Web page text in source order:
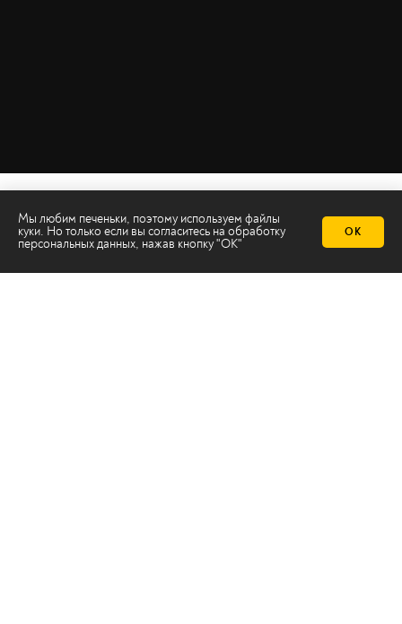
Мы любим печеньки, поэтому используем файлы
куки. Но только если вы согласитесь на обработку
персональных данных, нажав кнопку "ОК"
ОК